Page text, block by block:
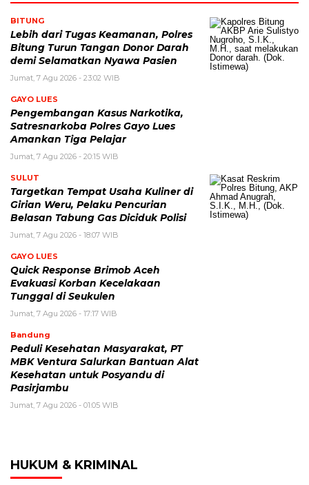
BITUNG
Lebih dari Tugas Keamanan, Polres
Bitung Turun Tangan Donor Darah
demi Selamatkan Nyawa Pasien
Jumat, 7 Agu 2026 - 23:02 WIB
GAYO LUES
Pengembangan Kasus Narkotika,
Satresnarkoba Polres Gayo Lues
Amankan Tiga Pelajar
Jumat, 7 Agu 2026 - 20:15 WIB
SULUT
Targetkan Tempat Usaha Kuliner di
Girian Weru, Pelaku Pencurian
Belasan Tabung Gas Diciduk Polisi
Jumat, 7 Agu 2026 - 18:07 WIB
GAYO LUES
Quick Response Brimob Aceh
Evakuasi Korban Kecelakaan
Tunggal di Seukulen
Jumat, 7 Agu 2026 - 17:17 WIB
Bandung
Peduli Kesehatan Masyarakat, PT
MBK Ventura Salurkan Bantuan Alat
Kesehatan untuk Posyandu di
Pasirjambu
Jumat, 7 Agu 2026 - 01:05 WIB
HUKUM & KRIMINAL